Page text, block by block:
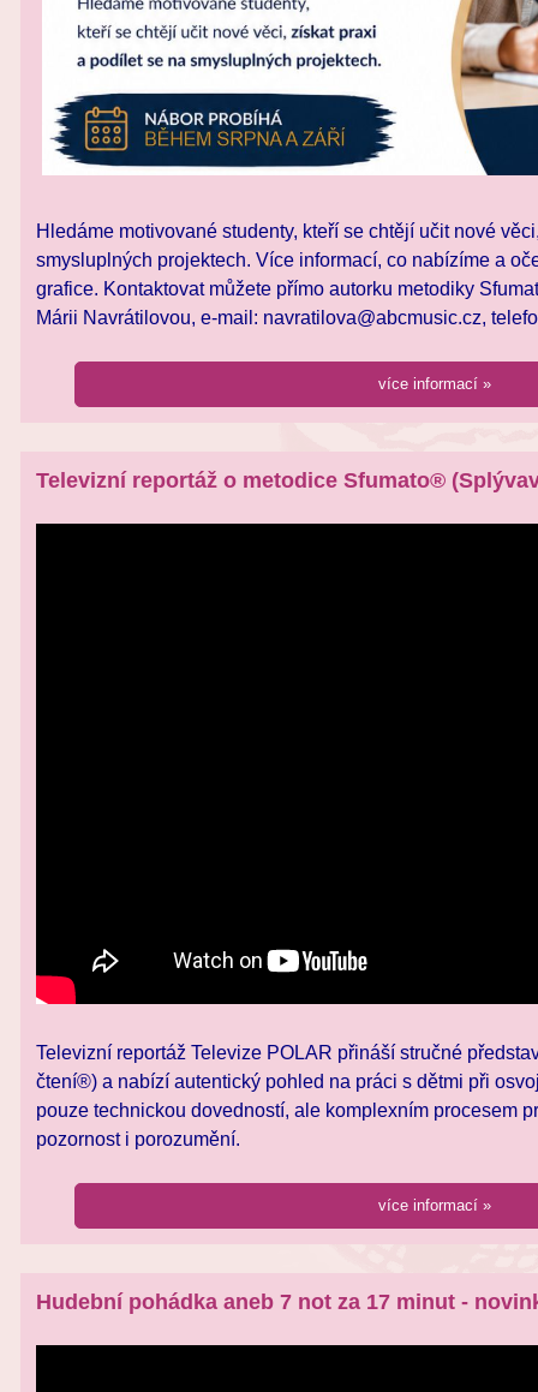
Hledáme motivované studenty, kteří se chtějí učit nové
smysluplných projektech. Více informací, co nabízíme a
grafice. Kontaktovat můžete přímo autorku metodiky
Márii Navrátilovou, e-mail: navratilova@abcmusic.cz,
více informací »
Televizní reportáž o metodice Sfumato®
Televizní reportáž Televize POLAR přináší stručné
čtení®) a nabízí autentický pohled na práci s dětmi při
pouze technickou dovedností, ale komplexním procesem
pozornost i porozumění.
více informací »
Hudební pohádka aneb 7 not za 17 minut -